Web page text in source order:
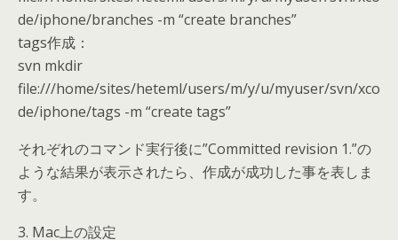
de/iphone/branches -m “create branches”
tags作成：
svn mkdir
file:///home/sites/heteml/users/m/y/u/myuser/svn/xco
de/iphone/tags -m “create tags”
それぞれのコマンド実行後に”Committed revision 1.”の
ような結果が表示されたら、作成が成功した事を表しま
す。
3. Mac上の設定